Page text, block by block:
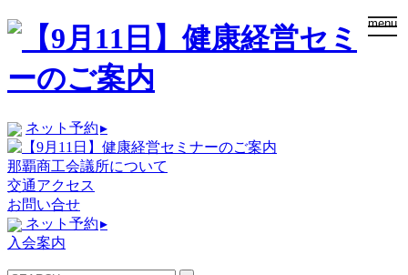
menu
ネット予約▸
那覇商工会議所について
交通アクセス
お問い合せ
ネット予約▸
入会案内